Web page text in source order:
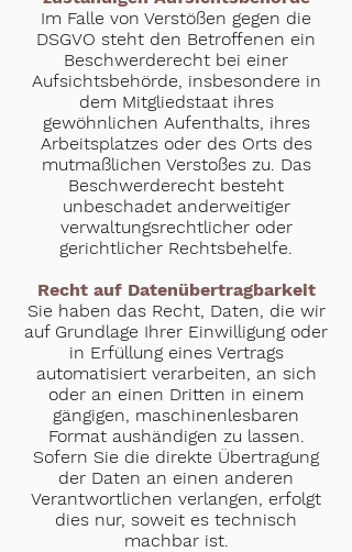
Im Falle von Verstößen gegen die
DSGVO steht den Betroffenen ein
Beschwerderecht bei einer
Aufsichtsbehörde, insbesondere in
dem Mitgliedstaat ihres
gewöhnlichen Aufenthalts, ihres
Arbeitsplatzes oder des Orts des
mutmaßlichen Verstoßes zu. Das
Beschwerderecht besteht
unbeschadet anderweitiger
verwaltungsrechtlicher oder
gerichtlicher Rechtsbehelfe.
Recht auf Datenübertragbarkeit
Sie haben das Recht, Daten, die wir
auf Grundlage Ihrer Einwilligung oder
in Erfüllung eines Vertrags
automatisiert verarbeiten, an sich
oder an einen Dritten in einem
gängigen, maschinenlesbaren
Format aushändigen zu lassen.
Sofern Sie die direkte Übertragung
der Daten an einen anderen
Verantwortlichen verlangen, erfolgt
dies nur, soweit es technisch
machbar ist.